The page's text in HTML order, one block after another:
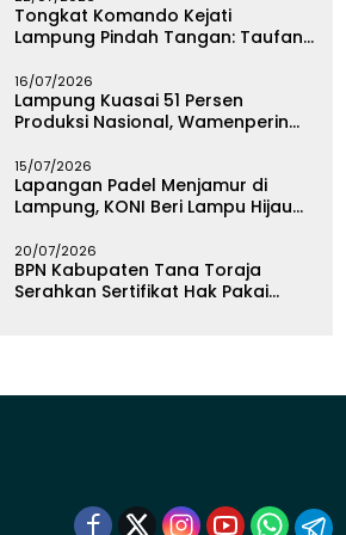
Tongkat Komando Kejati
Lampung Pindah Tangan: Taufan
Wakajati
16/07/2026
Lampung Kuasai 51 Persen
Produksi Nasional, Wamenperin
Olahan Singkong
15/07/2026
Lapangan Padel Menjamur di
Lampung, KONI Beri Lampu Hijau
20/07/2026
BPN Kabupaten Tana Toraja
Serahkan Sertifikat Hak Pakai